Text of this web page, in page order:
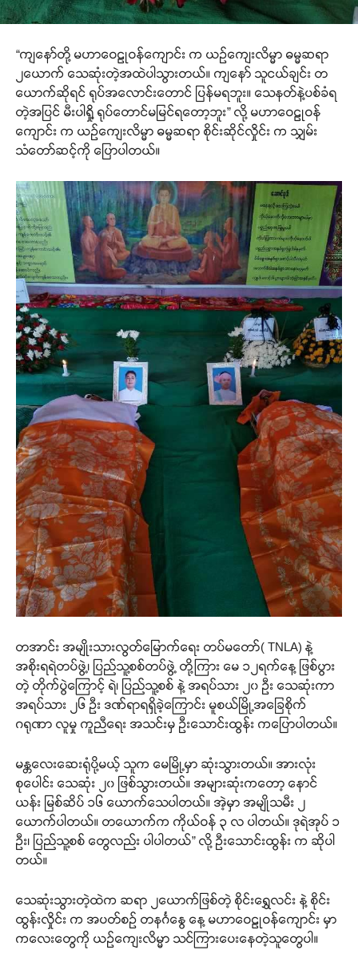
“ကျနော်တို့ မဟာဝေဠုဝန်ကျောင်း က ယဉ်ကျေးလိမ္မာ ဓမ္မဆရာ
၂ယောက် သေဆုံးတဲ့အထဲပါသွားတယ်။ ကျနော် သူငယ်ချင်း တ
ယောက်ဆိုရင် ရုပ်အလောင်းတောင် ပြန်မရဘူး။ သေနတ်နဲ့ပစ်ခံရ
တဲ့အပြင် မီးပါရှို့ ရုပ်တောင်မမြင်ရတော့ဘူး” လို့ မဟာဝေဠုဝန်
ကျောင်း က ယဉ်ကျေးလိမ္မာ ဓမ္မဆရာ စိုင်းဆိုင်လှိုင်း က သျှမ်း
သံတော်ဆင့်ကို ပြောပါတယ်။
တအာင်း အမျိုးသားလွတ်မြောက်ရေး တပ်မတော်( TNLA) နဲ့
အစိုးရရဲတပ်ဖွဲ့၊ ပြည်သူ့စစ်တပ်ဖွဲ့ တို့ကြား မေ ၁၂ရက်နေ့ ဖြစ်ပွား
တဲ့ တိုက်ပွဲကြောင့် ရဲ၊ ပြည်သူ့စစ် နဲ့ အရပ်သား ၂၀ ဦး သေဆုံးကာ
အရပ်သား ၂၆ ဦး ဒဏ်ရာရရှိခဲ့ကြောင်း မူစယ်မြို့အခြေစိုက်
ဂရုဏာ လူမှု ကူညီရေး အသင်းမှ ဦးသောင်းထွန်း ကပြောပါတယ်။
မန္တလေးဆေးရုံပို့မယ့် သူက မေမြို့မှာ ဆုံးသွားတယ်။ အားလုံး
စုပေါင်း သေဆုံး ၂၀ ဖြစ်သွားတယ်။ အများဆုံးကတော့ နောင်
ယန်း မြစ်ဆိပ် ၁၆ ယောက်သေပါတယ်။ အဲ့မှာ အမျိုသမီး ၂
ယောက်ပါတယ်။ တယောက်က ကိုယ်ဝန် ၃ လ ပါတယ်။ ဒုရဲအုပ် ၁
ဦး၊ ပြည်သူ့စစ် တွေလည်း ပါပါတယ်” လို့ ဦးသောင်းထွန်း က ဆိုပါ
တယ်။
သေဆုံးသွားတဲ့ထဲက ဆရာ ၂ယောက်ဖြစ်တဲ့ စိုင်းရွှေလင်း နဲ့ စိုင်း
ထွန်းလှိုင်း က အပတ်စဉ် တနင်္ဂနွေ နေ့ မဟာဝေဠုဝန်ကျောင်း မှာ
ကလေးတွေကို ယဉ်ကျေးလိမ္မာ သင်ကြားပေးနေတဲ့သူတွေပါ။